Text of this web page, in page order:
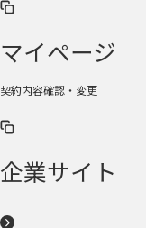
マイページ
契約内容確認・変更
企業サイト